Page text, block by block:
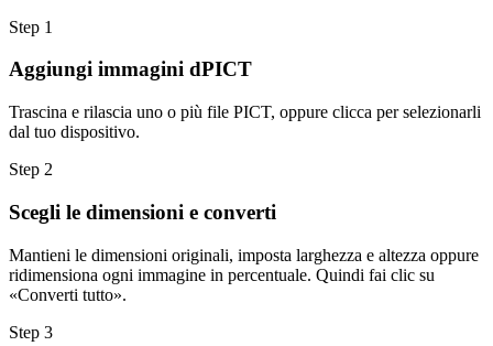
Step 1
Aggiungi immagini dPICT
Trascina e rilascia uno o più file PICT, oppure clicca per selezionarli
dal tuo dispositivo.
Step 2
Scegli le dimensioni e converti
Mantieni le dimensioni originali, imposta larghezza e altezza oppure
ridimensiona ogni immagine in percentuale. Quindi fai clic su
«Converti tutto».
Step 3